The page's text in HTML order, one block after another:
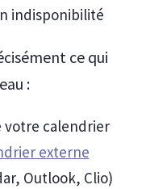
indisponibilité
ce qui
:
votre calendrier
externe
Outlook, Clio)